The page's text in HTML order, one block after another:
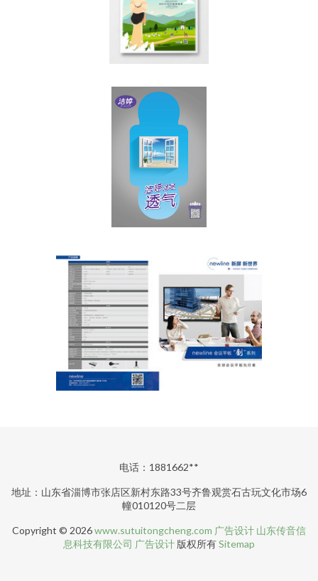
电话：1881662**
地址：山东省淄博市张店区新村东路33号齐鲁观赏石古玩文化市场6
幢010120号二层
Copyright © 2026www.sutuitongcheng.com 广告设计 山东传音信
息科技有限公司 广告设计 版权所有Sitemap